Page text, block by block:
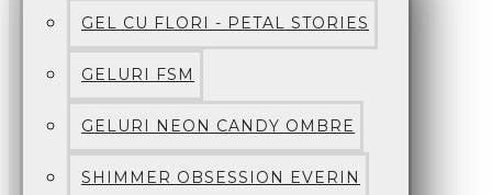
GEL CU FLORI - PETAL STORIES
GELURI FSM
GELURI NEON CANDY OMBRE
SHIMMER OBSESSION EVERIN